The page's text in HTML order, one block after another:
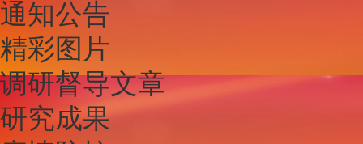
通知公告
精彩图片
调研督导文章
研究成果